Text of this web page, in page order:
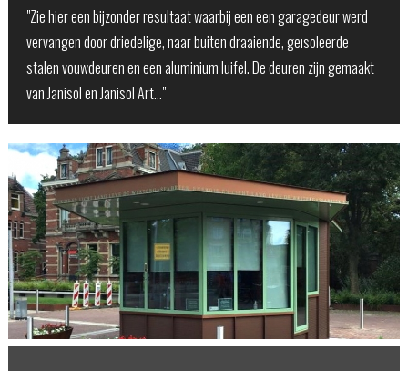
"Zie hier een bijzonder resultaat waarbij een een garagedeur werd
vervangen door driedelige, naar buiten draaiende, geïsoleerde
stalen vouwdeuren en een aluminium luifel. De deuren zijn gemaakt
van Janisol en Janisol Art…"